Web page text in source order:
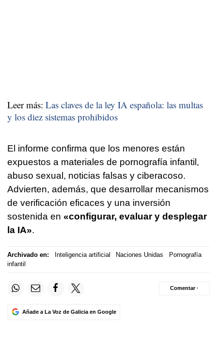
Leer más: Las claves de la ley IA española: las multas
y los diez sistemas prohibidos
El informe confirma que los menores están
expuestos a materiales de pornografía infantil,
abuso sexual, noticias falsas y ciberacoso.
Advierten, además, que desarrollar mecanismos
de verificación eficaces y una inversión
sostenida en «configurar, evaluar y desplegar
la IA».
Archivado en: Inteligencia artificial Naciones Unidas
Pornografía
infantil
Añade a La Voz de Galicia en Google
Comentar ·